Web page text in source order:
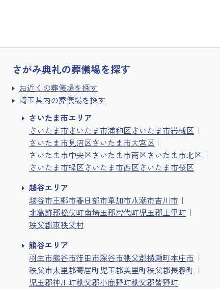
さがみ典礼の葬儀場を探す
お近くの葬儀場を探す
埼玉県内の葬儀場を探す
さいたま市エリア
さいたま市さいたま市浦和区さいたま市岩槻区
さいたま市見沼区さいたま市大宮区
さいたま市中央区さいたま市南区さいたま市北区
さいたま市緑区さいたま市西区さいたま市桜区
越谷エリア
越谷市三郷市春日部市草加市八潮市吉川市
北葛飾郡松伏町南埼玉郡宮代町児玉郡上里町
秩父郡東秩父村
熊谷エリア
羽生市熊谷市行田市深谷市秩父郡横瀬町本庄市
秩父市大里郡寄居町児玉郡美里町秩父郡長瀞町
児玉郡神川町秩父郡小鹿野町秩父郡皆野町